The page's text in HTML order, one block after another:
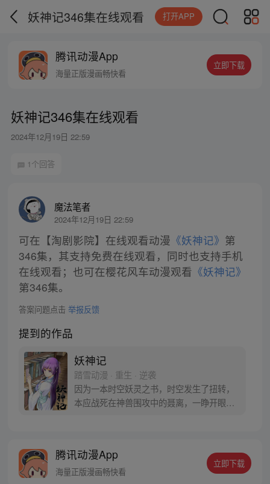
妖神记346集在线观看 打开APP
腾讯动漫App
海量正版漫画畅快看
立即下载
妖神记346集在线观看
2024年12月19日 22:59
1个回答
魔法笔者
2024年12月19日 22:59
可在【淘剧影院】在线观看动漫 《妖神记》 第
346集，其支持免费在线观看，同时也支持手机
在线观看；也可在樱花风车动漫观看 《妖神记》
第346集。
答案问题点击 举报反馈
提到的作品
妖神记
踏雪动漫 · 重生 · 逆袭
因为一本时空妖灵之书，时空发生了扭转，
本应战死在神兽围攻中的聂离，一睁开眼已
腾讯动漫App
海量正版漫画畅快看
立即下载